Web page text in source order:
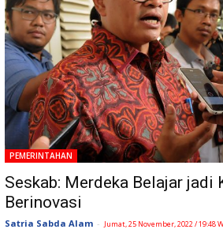
PEMERINTAHAN
Seskab: Merdeka Belajar jadi
Berinovasi
Satria Sabda Alam - Jumat, 25 November, 2022 / 19:48